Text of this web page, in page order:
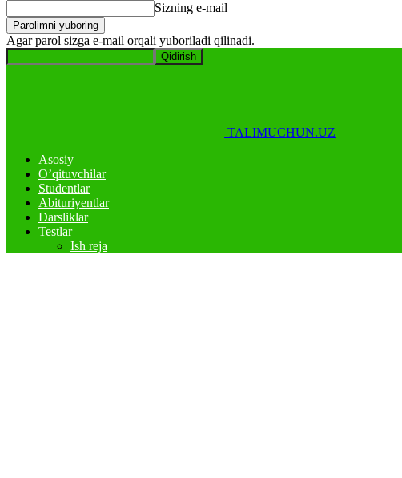
Sizning e-mail
Agar parol sizga e-mail orqali yuboriladi qilinadi.
TALIMUCHUN.UZ
Asosiy
O’qituvchilar
Studentlar
Abituriyentlar
Darsliklar
Testlar
Ish reja